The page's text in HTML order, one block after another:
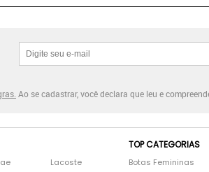
Ao se cadastrar, você declara que leu e
Lacoste
TOP CATEGORIAS
Botas Femininas